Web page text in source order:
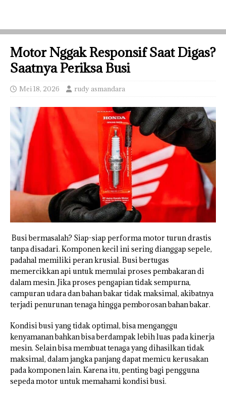
Motor Nggak Responsif Saat Digas?
Saatnya Periksa Busi
Mei 18, 2026 rudy asmandara
Busi bermasalah? Siap-siap performa motor turun drastis
tanpa disadari. Komponen kecil ini sering dianggap sepele,
padahal memiliki peran krusial. Busi bertugas
memercikkan api untuk memulai proses pembakaran di
dalam mesin. Jika proses pengapian tidak sempurna,
campuran udara dan bahan bakar tidak maksimal, akibatnya
terjadi penurunan tenaga hingga pemborosan bahan bakar.
Kondisi busi yang tidak optimal, bisa menganggu
kenyamanan bahkan bisa berdampak lebih luas pada kinerja
mesin. Selain bisa membuat tenaga yang dihasilkan tidak
maksimal, dalam jangka panjang dapat memicu kerusakan
pada komponen lain. Karena itu, penting bagi pengguna
sepeda motor untuk memahami kondisi busi.